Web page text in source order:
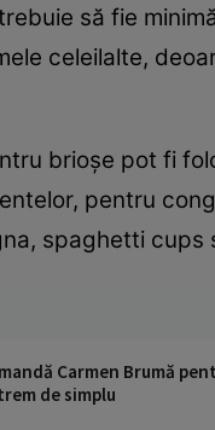
să fie
celeilalte,
brioșe pot fi
pentru
spaghetti cups
Carmen Brumă
de simplu